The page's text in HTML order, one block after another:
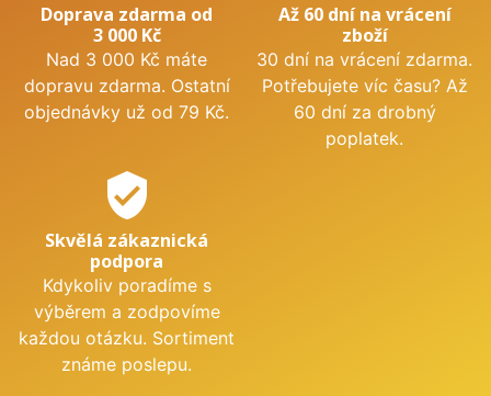
Doprava zdarma od
3 000 Kč
Nad 3 000 Kč máte
dopravu zdarma. Ostatní
objednávky už od 79 Kč.
Až 60 dní na vrácení
zboží
30 dní na vrácení zdarma.
Potřebujete víc času? Až
60 dní za drobný
poplatek.
verified_user
Skvělá zákaznická
podpora
Kdykoliv poradíme s
výběrem a zodpovíme
každou otázku. Sortiment
známe poslepu.